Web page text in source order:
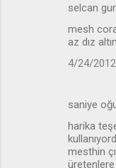
selcan
mesh
az dız
4/24/2012
saniye
harika
mesthin
üretenlere